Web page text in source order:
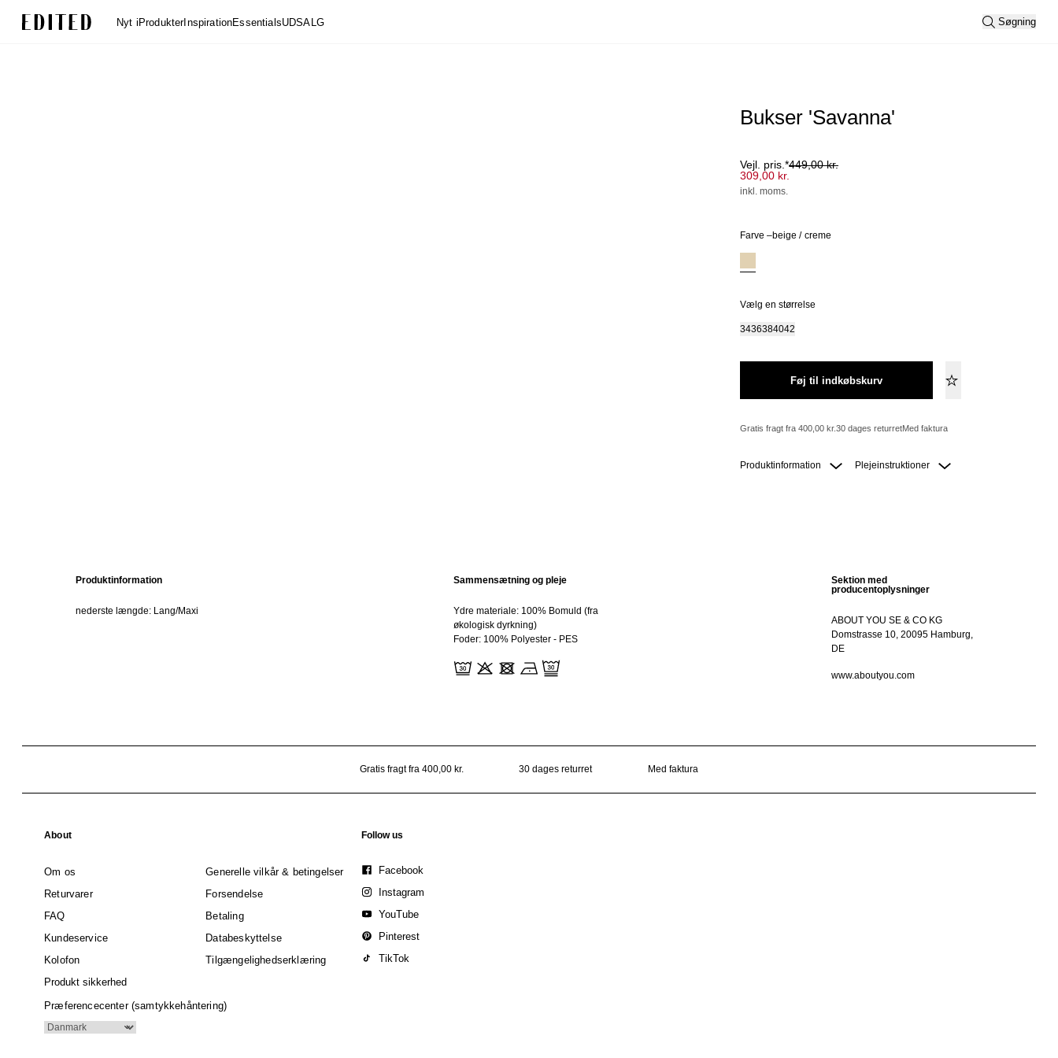
Nyt iProdukterInspirationEssentialsUDSALG Søgning
Bukser 'Savanna'
Vejl. pris.*449,00 kr.
309,00 kr.
inkl. moms.
Farve –beige / creme
Vælg en størrelse
3436384042
Føj til indkøbskurv
Gratis fragt fra 400,00 kr.30 dages returretMed faktura
Produktinformation Plejeinstruktioner
Produktinformation
nederste længde: Lang/Maxi
Sammensætning og pleje
Ydre materiale: 100% Bomuld (fra
økologisk dyrkning)
Foder: 100% Polyester - PES
Sektion med
producentoplysninger
ABOUT YOU SE & CO KG
Domstrasse 10, 20095 Hamburg,
DE
www.aboutyou.com
Gratis fragt fra 400,00 kr. 30 dages returret Med faktura
About
Om os
Generelle vilkår & betingelser
Returvarer
Forsendelse
FAQ
Betaling
Kundeservice
Databeskyttelse
Kolofon
Tilgængelighedserklæring
Produkt sikkerhed
Præferencecenter (samtykkehåntering)
Follow us
Facebook
Instagram
YouTube
Pinterest
TikTok